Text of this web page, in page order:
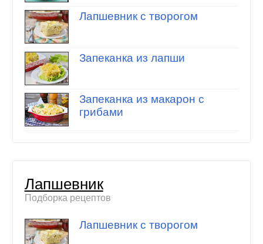
Лапшевник с творогом
Запеканка из лапши
Запеканка из макарон с
грибами
Лапшевник
Подборка рецептов
Лапшевник с творогом